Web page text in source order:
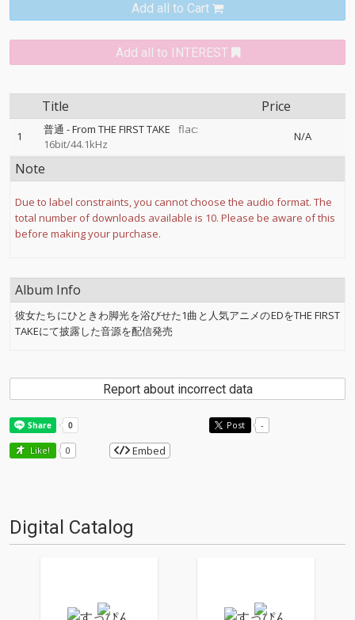
Add all to Cart
Add all to INTEREST
Title Price
1 普通 - From THE FIRST TAKE
flac:
16bit/44.1kHz
N/A
Note
Due to label constraints, you cannot choose the audio format. The
total number of downloads available is 10. Please be aware of this
before making your purchase.
Album Info
彼女たちにひときわ脚光を浴びせた1曲と人気アニメのEDをTHE FIRST
TAKEにて披露した音源を配信発売
Report about incorrect data
Post -
Like! 0 Embed
Digital Catalog